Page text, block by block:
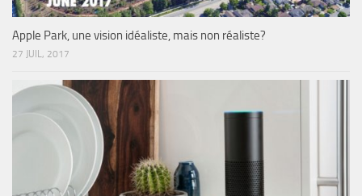
Apple Park, une vision idéaliste, mais non réaliste?
27 JUIL, 2017